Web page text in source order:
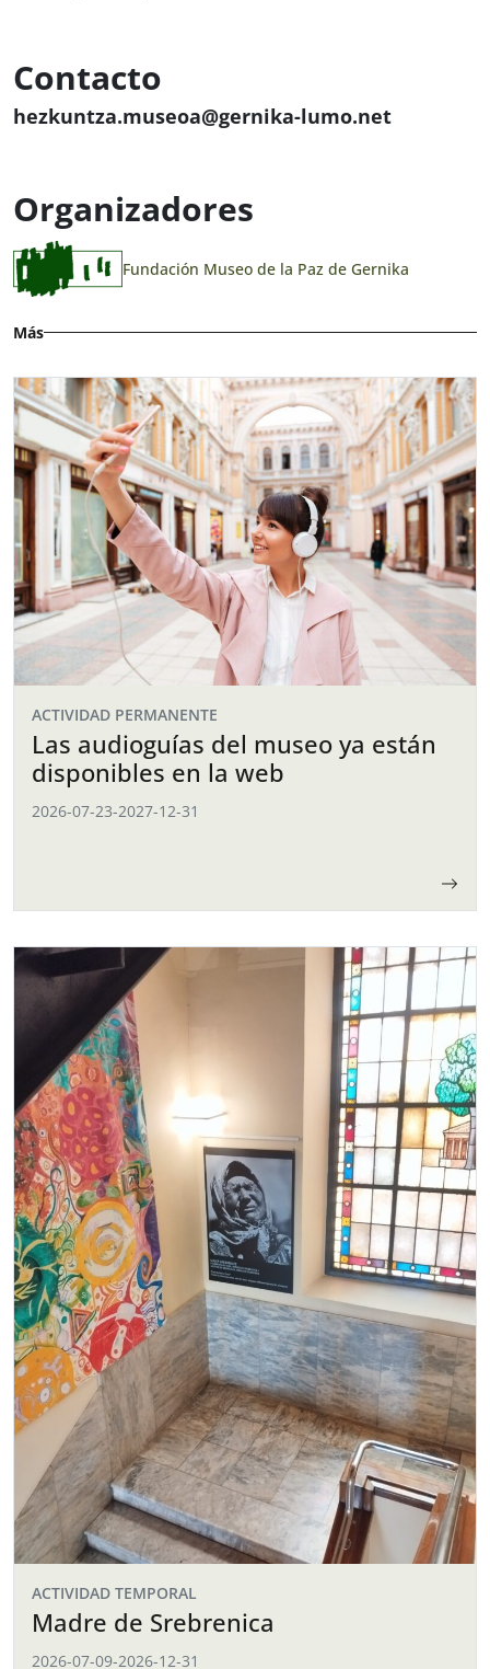
Contacto
hezkuntza.museoa@gernika-lumo.net
Organizadores
Fundación Museo de la Paz de Gernika
Más
ACTIVIDAD PERMANENTE
Las audioguías del museo ya están
disponibles en la web
2026-07-23-2027-12-31
ACTIVIDAD TEMPORAL
Madre de Srebrenica
2026-07-09-2026-12-31